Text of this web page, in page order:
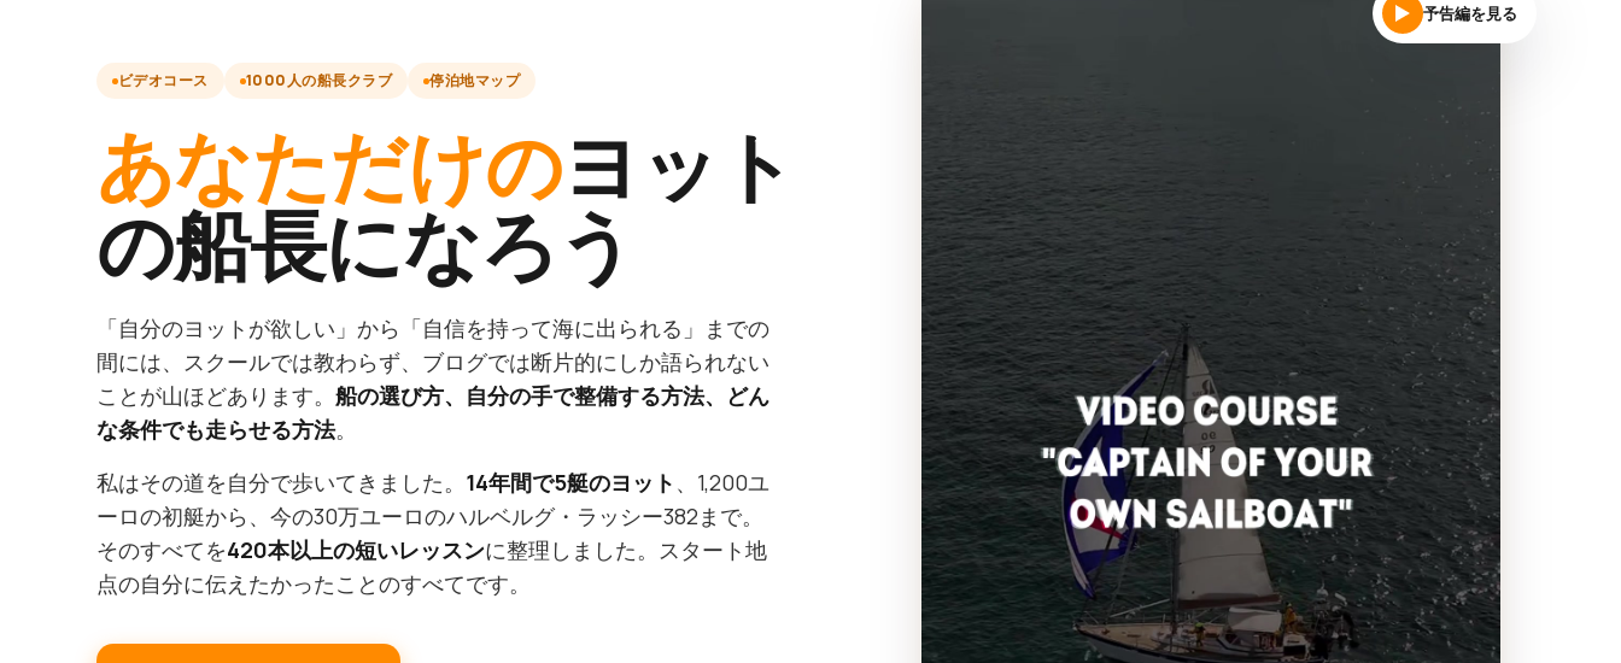
ビデオコース 1000人の船長クラブ 停泊地マップ
あなただけのヨット
の船長になろう
「自分のヨットが欲しい」から「自信を持って海に出られる」までの
間には、スクールでは教わらず、ブログでは断片的にしか語られない
ことが山ほどあります。 船の選び方、自分の手で整備する方法、どん
な条件でも走らせる方法。
私はその道を自分で歩いてきました。 14年間で5艇のヨット 、1,200ユ
ーロの初艇から、今の30万ユーロのハルベルグ・ラッシー382まで。
そのすべてを420本以上の短いレッスンに整理しました。スタート地
点の自分に伝えたかったことのすべてです。
予告編を見る